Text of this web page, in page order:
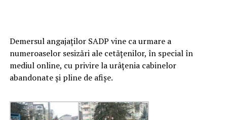
Demersul angajaților SADP vine ca urmare a
numeroaselor sesizări ale cetățenilor, în special în
mediul online, cu privire la urâțenia cabinelor
abandonate și pline de afișe.